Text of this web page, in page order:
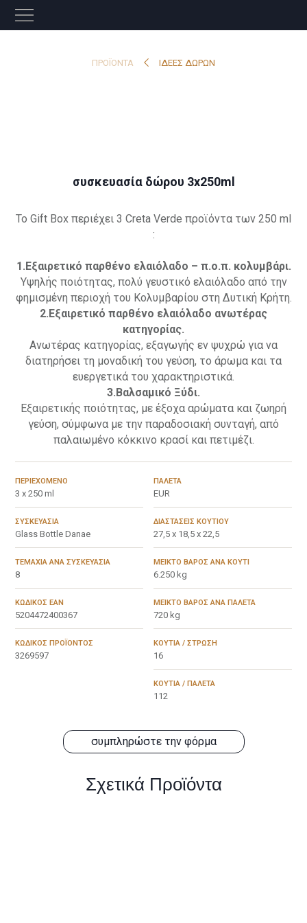
ΠΡΟΪΌΝΤΑ ΙΔΕΕΣ ΔΩΡΩΝ
συσκευασία δώρου 3x250ml
To Gift Box περιέχει 3 Creta Verde προϊόντα των 250 ml
:
1.Eξαιρετικό παρθένο ελαιόλαδο – π.ο.π. κολυμβάρι.
Υψηλής ποιότητας, πολύ γευστικό ελαιόλαδο από την
φημισμένη περιοχή του Κολυμβαρίου στη Δυτική Κρήτη.
2.Εξαιρετικό παρθένο ελαιόλαδο ανωτέρας
κατηγορίας.
Ανωτέρας κατηγορίας, εξαγωγής εν ψυχρώ για να
διατηρήσει τη μοναδική του γεύση, το άρωμα και τα
ευεργετικά του χαρακτηριστικά.
3.Βαλσαμικό Ξύδι.
Εξαιρετικής ποιότητας, με έξοχα αρώματα και ζωηρή
γεύση, σύμφωνα με την παραδοσιακή συνταγή, από
παλαιωμένο κόκκινο κρασί και πετιμέζι.
ΠΕΡΙΕΧΌΜΕΝΟ
3 x 250 ml
ΣΥΣΚΕΥΑΣΊΑ
Glass Bottle Danae
ΤΕΜΆΧΙΑ ΑΝΆ ΣΥΣΚΕΥΑΣΊΑ
8
ΚΩΔΙΚΌΣ EAN
5204472400367
ΚΩΔΙΚΌΣ ΠΡΟΪΌΝΤΟΣ
3269597
ΠΑΛΈΤΑ
EUR
ΔΙΑΣΤΆΣΕΙΣ ΚΟΥΤΙΟΎ
27,5 x 18,5 x 22,5
ΜΕΙΚΤΌ ΒΆΡΟΣ ΑΝΆ ΚΟΥΤΊ
6.250 kg
ΜΕΙΚΤΌ ΒΆΡΟΣ ΑΝΆ ΠΑΛΈΤΑ
720 kg
ΚΟΥΤΙΆ / ΣΤΡΏΣΗ
16
ΚΟΥΤΙΆ / ΠΑΛΈΤΑ
112
συμπληρώστε την φόρμα
Σχετικά Προϊόντα